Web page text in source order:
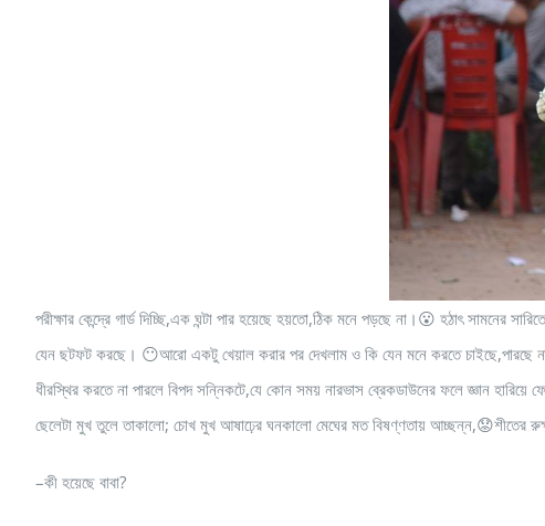
পরীক্ষার কেন্দ্রে গার্ড দিচ্ছি,এক ঘন্টা পার হয়েছে হয়তো,ঠিক মনে পড়ছে না।😮 হঠাৎ
যেন ছটফট করছে। 😶আরো একটু খেয়াল করার পর দেখলাম ও কি যেন মনে করতে চাইছে,পারছে
ধীরস্থির করতে না পারলে বিপদ সন্নিকটে,যে কোন সময় নারভাস ব্রেকডাউনের ফলে জ্ঞান
ছেলেটা মুখ তুলে তাকালো; চোখ মুখ আষাঢ়ের ঘনকালো মেঘের মত বিষণ্ণতায় আচ্ছন্ন,😟শীতের
–কী হয়েছে বাবা?